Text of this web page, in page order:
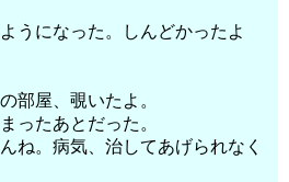
うになった。しんどかったよ
部屋、覗いたよ。
ったあとだった。
ね。病気、治してあげられなく